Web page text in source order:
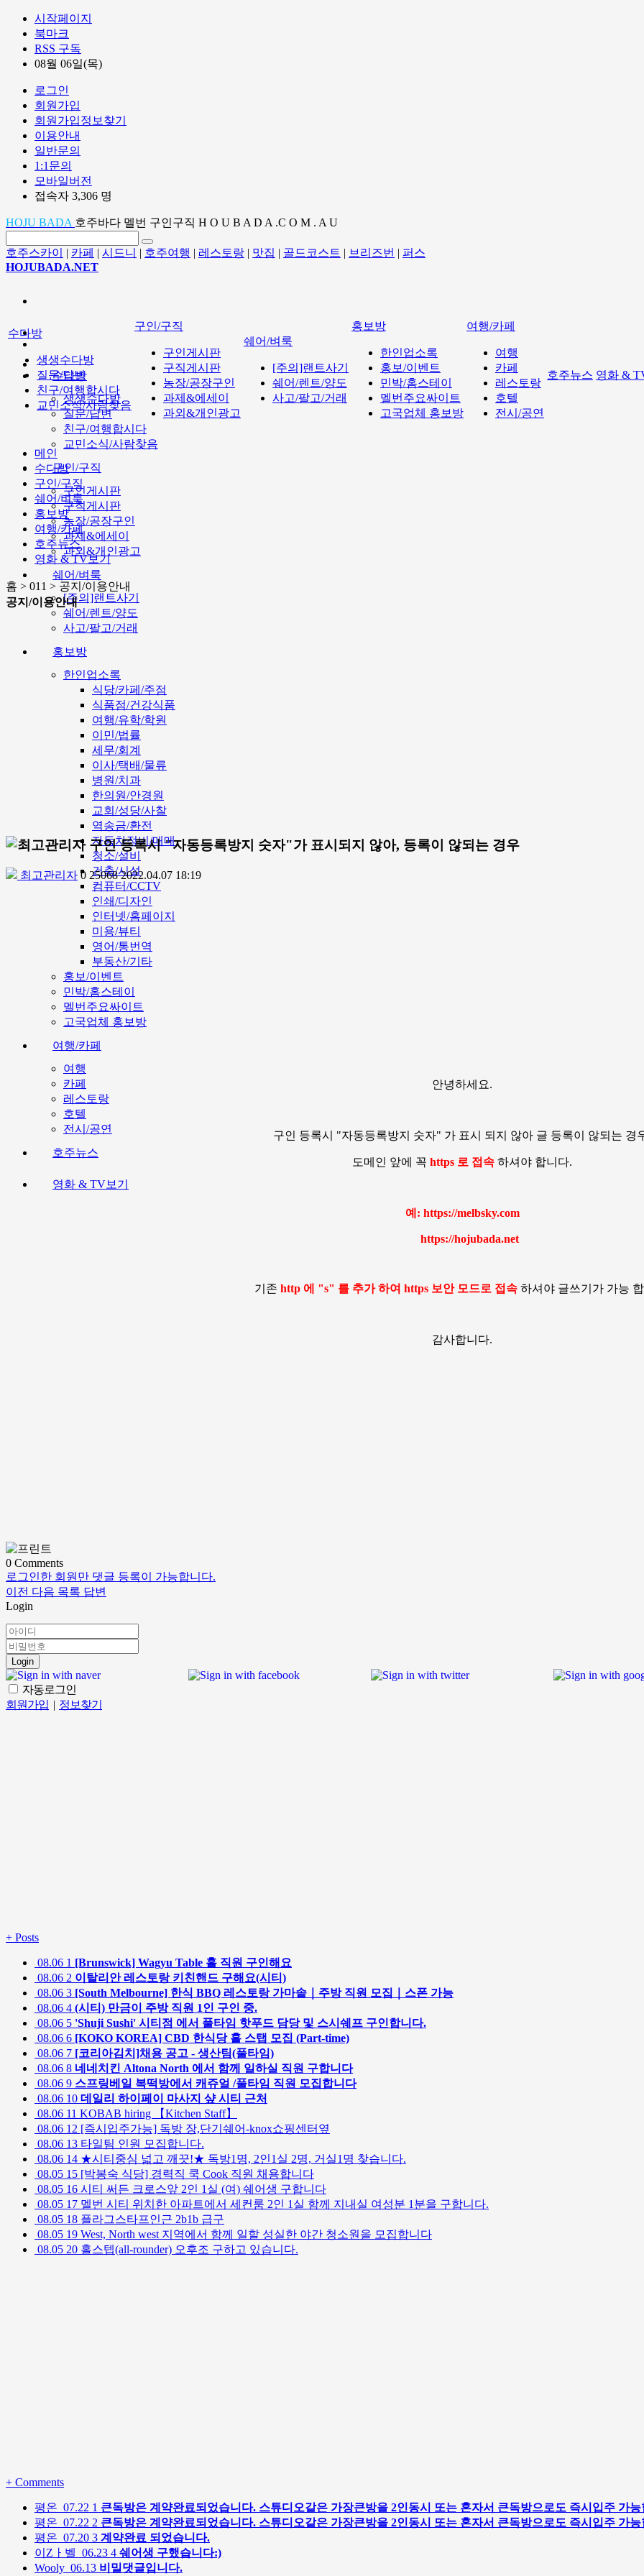
시작페이지
북마크
RSS 구독
08월 06일(목)
로그인
회원가입
회원가입정보찾기
이용안내
일반문의
1:1문의
모바일버전
접속자 3,306 명
HOJU BADA 호주바다 멜번 구인구직 H O U B A D A .C O M . A U
호주스카이 | 카페 | 시드니 | 호주여행 | 레스토랑 | 맛집 | 골드코스트 | 브리즈번 | 퍼스
HOJUBADA.NET
수다방
생생수다방
질문/답변
친구/여행합시다
교민소식/사람찾음
구인/구직
구인게시판
구직게시판
농장/공장구인
과제&에세이
과외&개인광고
쉐어/벼룩
[주의]랜트사기
쉐어/렌트/양도
사고/팔고/거래
홍보방
한인업소록
식당/카페/주점
식품점/건강식품
여행/유학/학원
이민/법률
세무/회계
이사/택배/물류
병원/치과
한의원/안경원
교회/성당/사찰
역송금/환전
자동차정비/매매
청소/설비
건축/시설
컴퓨터/CCTV
인쇄/디자인
인터넷/홈페이지
미용/뷰티
영어/통번역
부동산/기타
홍보/이벤트
민박/홈스테이
멜번주요싸이트
고국업체 홍보방
여행/카페
여행
카페
레스토랑
호텔
전시/공연
호주뉴스
영화 & TV보기
수다방
생생수다방
질문/답변
친구/여행합시다
교민소식/사람찾음
구인/구직
구인게시판
구직게시판
농장/공장구인
과제&에세이
과외&개인광고
쉐어/벼룩
[주의]랜트사기
쉐어/렌트/양도
사고/팔고/거래
홍보방
한인업소록
홍보/이벤트
민박/홈스테이
멜번주요싸이트
고국업체 홍보방
여행/카페
여행
카페
레스토랑
호텔
전시/공연
호주뉴스 영화 &
메인
수다방
구인/구직
쉐어/벼룩
홍보방
여행/카페
호주뉴스
영화 & TV보기
홈 > 011 > 공지/이용안내
공지/이용안내
구인 등록시 "자동등록방지 숫자"가 표시되지 않아, 등록이 않되는 경우
최고관리자 0 250682022.04.07 18:19
안녕하세요.
구인 등록시 "자동등록방지 숫자" 가 표시 되지 않아 글 등록이 않되는 경
도메인 앞에 꼭 https 로 접속 하셔야 합니다.
예: https://melbsky.com
https://hojubada.net
기존 http 에 "s" 를 추가 하여 https 보안 모드로 접속 하셔야 글쓰기가 가능
감사합니다.
0 Comments
로그인한 회원만 댓글 등록이 가능합니다.
이전 다음 목록 답변
Login
Login
자동로그인
회원가입 | 정보찾기
+ Posts
08.06 1 [Brunswick] Wagyu Table 홀 직원 구인해요
08.06 2 이탈리안 레스토랑 키친핸드 구해요(시티)
08.06 3 [South Melbourne] 한식 BBQ 레스토랑 가마솥｜주방 직원 모집｜스폰 가능
08.06 4 (시티) 만금이 주방 직원 1인 구인 중.
08.06 5 'Shuji Sushi' 시티점 에서 풀타임 핫푸드 담당 및 스시쉐프 구인합니다.
08.06 6 [KOKO KOREA] CBD 한식당 홀 스탭 모집 (Part-time)
08.06 7 [코리아김치]채용 공고 - 생산팀(풀타임)
08.06 8 네네치킨 Altona North 에서 함께 일하실 직원 구합니다
08.06 9 스프링베일 복떡방에서 캐쥬얼 /풀타임 직원 모집합니다
08.06 10 데일리 하이페이 마사지 샾 시티 근처
08.06 11 KOBAB hiring 【Kitchen Staff】
08.06 12 [즉시입주가능] 독방 장,단기쉐어-knox쇼핑센터옆
08.06 13 타일팀 인원 모집합니다.
08.06 14 ★시티중심 넓고 깨끗!★ 독방1명, 2인1실 2명, 거실1명 찾습니다.
08.05 15 [박봉숙 식당] 경력직 쿡 Cook 직원 채용합니다
08.05 16 시티 써든 크로스앞 2인 1실 (여) 쉐어생 구합니다
08.05 17 멜번 시티 위치한 아파트에서 세컨룸 2인 1실 함께 지내실 여성분 1분을 구합니다.
08.05 18 플라그스타프인근 2b1b 급구
08.05 19 West, North west 지역에서 함께 일할 성실한 야간 청소원을 모집합니다
08.05 20 홀스텝(all-rounder) 오후조 구하고 있습니다.
+ Comments
평온 07.22 1 큰독방은 계약완료되었습니다. 스튜디오같은 가장큰방을 2인동시 또는 혼자서 큰독방으로도 즉시입주 가능
평온 07.22 2 큰독방은 계약완료되었습니다. 스튜디오같은 가장큰방을 2인동시 또는 혼자서 큰독방으로도 즉시입주 가능
평온 07.20 3 계약완료 되었습니다.
이Zㅏ벨 06.23 4 쉐어생 구했습니다:)
Wooly 06.13 비밀댓글입니다.